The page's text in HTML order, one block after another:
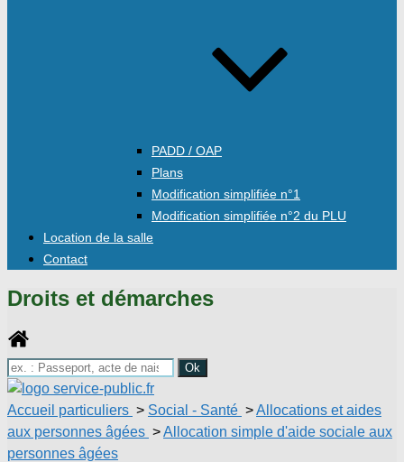
PADD / OAP
Plans
Modification simplifiée n°1
Modification simplifiée n°2 du PLU
Location de la salle
Contact
Droits et démarches
Accueil particuliers > Social - Santé >Allocations et aides
aux personnes âgées >Allocation simple d'aide sociale aux
personnes âgées